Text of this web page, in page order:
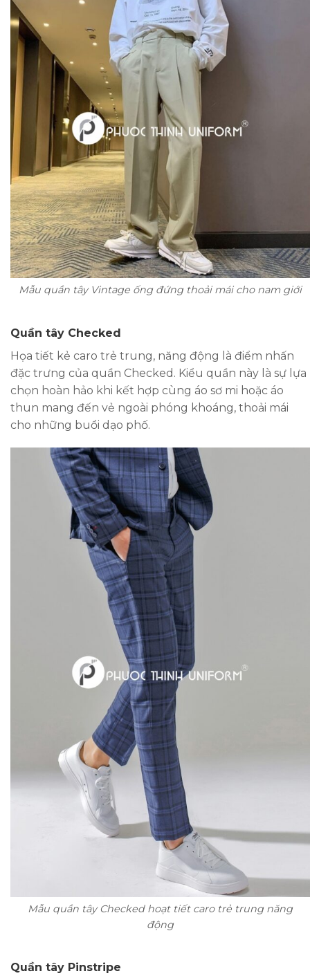
Mẫu quần tây Vintage ống đứng thoải mái cho nam giới
Quần tây Checked
Họa tiết kẻ caro trẻ trung, năng động là điểm nhấn
đặc trưng của quần Checked. Kiểu quần này là sự lựa
chọn hoàn hảo khi kết hợp cùng áo sơ mi hoặc áo
thun mang đến vẻ ngoài phóng khoáng, thoải mái
cho những buổi dạo phố.
Mẫu quần tây Checked hoạt tiết caro trẻ trung năng
động
Quần tây Pinstripe